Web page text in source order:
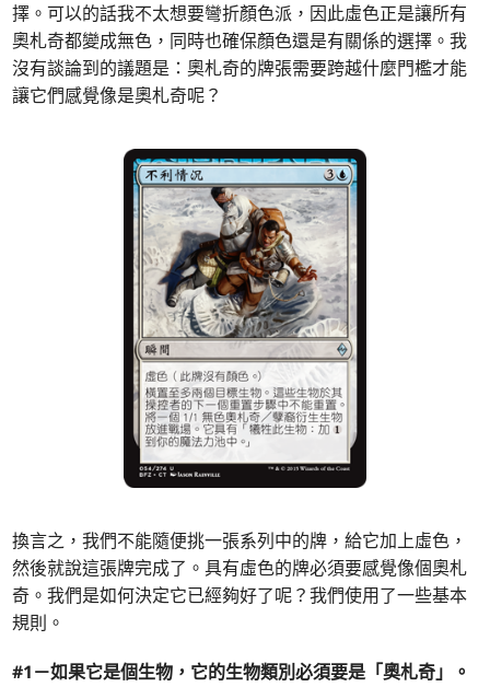
擇。可以的話我不太想要彎折顏色派，因此虛色正是讓所有
奧札奇都變成無色，同時也確保顏色還是有關係的選擇。我
沒有談論到的議題是：奧札奇的牌張需要跨越什麼門檻才能
讓它們感覺像是奧札奇呢？
換言之，我們不能隨便挑一張系列中的牌，給它加上虛色，
然後就說這張牌完成了。具有虛色的牌必須要感覺像個奧札
奇。我們是如何決定它已經夠好了呢？我們使用了一些基本
規則。
#1－如果它是個生物，它的生物類別必須要是「奧札奇」。